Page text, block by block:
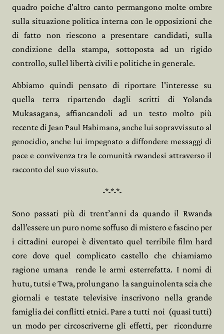
quadro poiche d'altro canto permangono molte ombre
sulla situazione politica interna con le opposizioni che
di fatto non riescono a presentare candidati, sulla
condizione della stampa, sottoposta ad un rigido
controllo, sullel libertà civili e politiche in generale.
Abbiamo quindi pensato di riportare l'interesse su
quella terra ripartendo dagli scritti di Yolanda
Mukasagana, affiancandoli ad un testo molto più
recente di Jean Paul Habimana, anche lui sopravvissuto al
genocidio, anche lui impegnato a diffondere messaggi di
pace e convivenza tra le comunità rwandesi attraverso il
racconto del suo vissuto.
-*-*-*-
Sono passati più di trent’anni da quando il Rwanda
dall’essere un puro nome soffuso di mistero e fascino per
i cittadini europei è diventato quel terribile film hard
core dove quel complicato castello che chiamiamo
ragione umana
rende le armi esterrefatta. I nomi di
hutu, tutsi e Twa, prolungano la sanguinolenta scia che
giornali e testate televisive inscrivono nella grande
famiglia dei conflitti etnici. Pare a tutti noi (quasi tutti)
un modo per circoscriverne gli effetti, per ricondurre